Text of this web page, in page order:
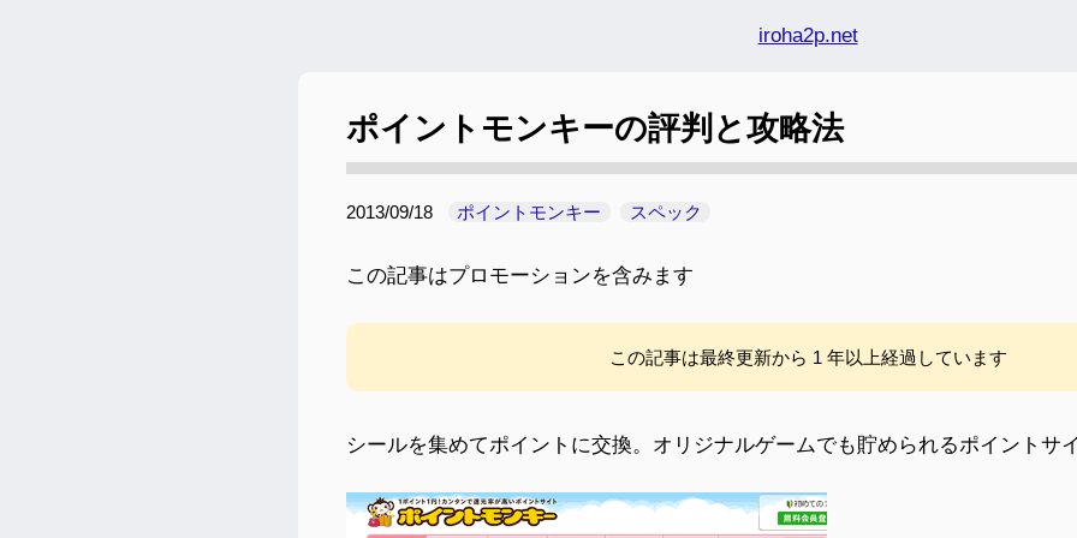
ポイントモンキーの評判と攻略法
2013/09/18 ポイントモンキー スペック
この記事はプロモーションを含みます
この記事は最終更新から 1 年以上経過しています
シールを集めてポイントに交換。オリジナルゲームでも貯められるポイントサ
iroha2p.net